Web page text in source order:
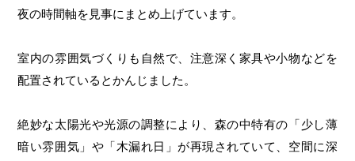
夜の時間軸を見事にまとめ上げています。
室内の雰囲気づくりも自然で、注意深く家具や小物などを
配置されているとかんじました。
絶妙な太陽光や光源の調整により、森の中特有の「少し薄
暗い雰囲気」や「木漏れ日」が再現されていて、空間に深